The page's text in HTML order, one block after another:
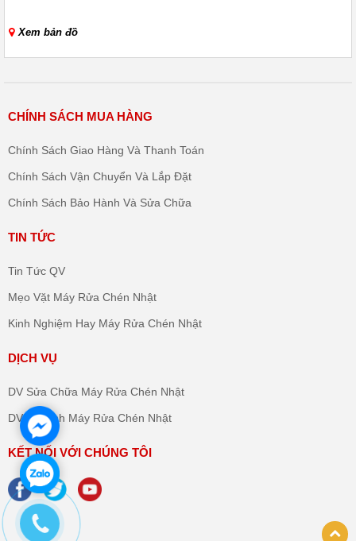
Xem bản đồ
CHÍNH SÁCH MUA HÀNG
Chính Sách Giao Hàng Và Thanh Toán
Chính Sách Vận Chuyển Và Lắp Đặt
Chính Sách Bảo Hành Và Sửa Chữa
TIN TỨC
Tin Tức QV
Mẹo Vặt Máy Rửa Chén Nhật
Kinh Nghiệm Hay Máy Rửa Chén Nhật
DỊCH VỤ
DV Sửa Chữa Máy Rửa Chén Nhật
DV Vệ Sinh Máy Rửa Chén Nhật
KẾT NỐI VỚI CHÚNG TÔI